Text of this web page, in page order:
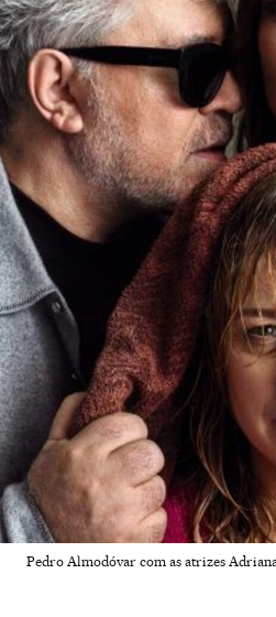
Pedro Almodóvar com as atrizes